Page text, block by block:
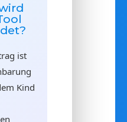
ist
Kind